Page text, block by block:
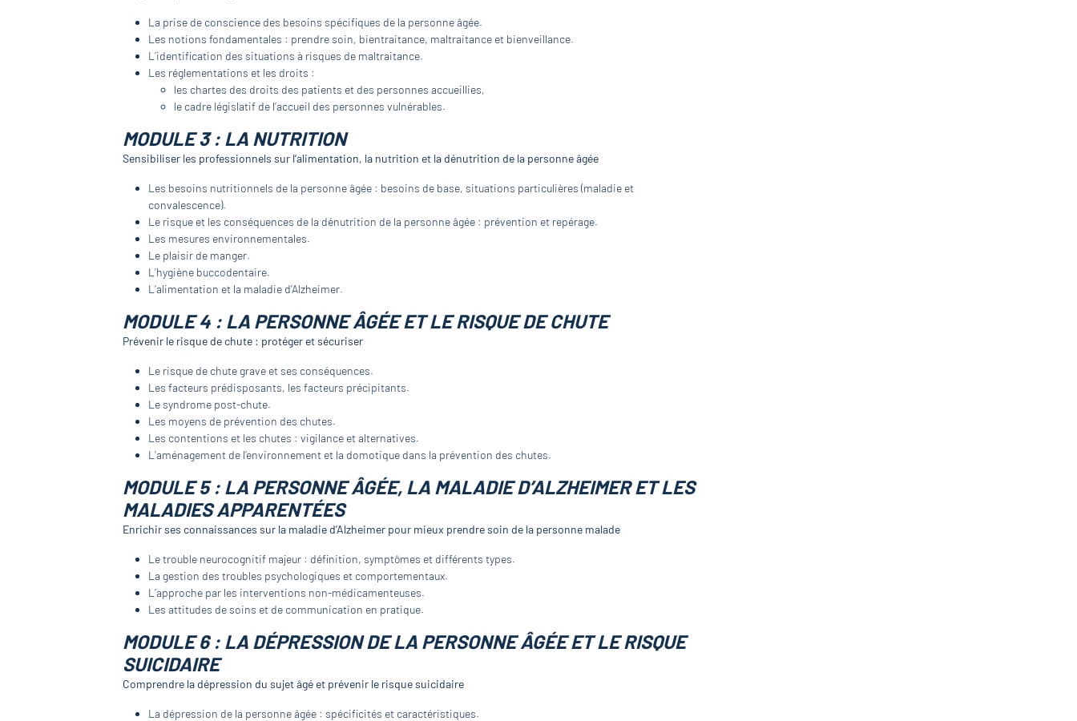
La prise de conscience des besoins spécifiques de la personne âgée.
Les notions fondamentales : prendre soin, bientraitance, maltraitance et bienveillance.
L’identification des situations à risques de maltraitance.
Les réglementations et les droits :
les chartes des droits des patients et des personnes accueillies,
le cadre législatif de l’accueil des personnes vulnérables.
MODULE 3 : LA NUTRITION
Sensibiliser les professionnels sur l’alimentation, la nutrition et la dénutrition de la personne âgée
Les besoins nutritionnels de la personne âgée : besoins de base, situations particulières (maladie et
convalescence).
Le risque et les conséquences de la dénutrition de la personne âgée : prévention et repérage.
Les mesures environnementales.
Le plaisir de manger.
L’hygiène buccodentaire.
L’alimentation et la maladie d’Alzheimer.
MODULE 4 : LA PERSONNE ÂGÉE ET LE RISQUE DE CHUTE
Prévenir le risque de chute : protéger et sécuriser
Le risque de chute grave et ses conséquences.
Les facteurs prédisposants, les facteurs précipitants.
Le syndrome post-chute.
Les moyens de prévention des chutes.
Les contentions et les chutes : vigilance et alternatives.
L’aménagement de l’environnement et la domotique dans la prévention des chutes.
MODULE 5 : LA PERSONNE ÂGÉE, LA MALADIE D’ALZHEIMER ET LES
MALADIES APPARENTÉES
Enrichir ses connaissances sur la maladie d’Alzheimer pour mieux prendre soin de la personne malade
Le trouble neurocognitif majeur : définition, symptômes et différents types.
La gestion des troubles psychologiques et comportementaux.
L’approche par les interventions non-médicamenteuses.
Les attitudes de soins et de communication en pratique.
MODULE 6 : LA DÉPRESSION DE LA PERSONNE ÂGÉE ET LE RISQUE
SUICIDAIRE
Comprendre la dépression du sujet âgé et prévenir le risque suicidaire
La dépression de la personne âgée : spécificités et caractéristiques.